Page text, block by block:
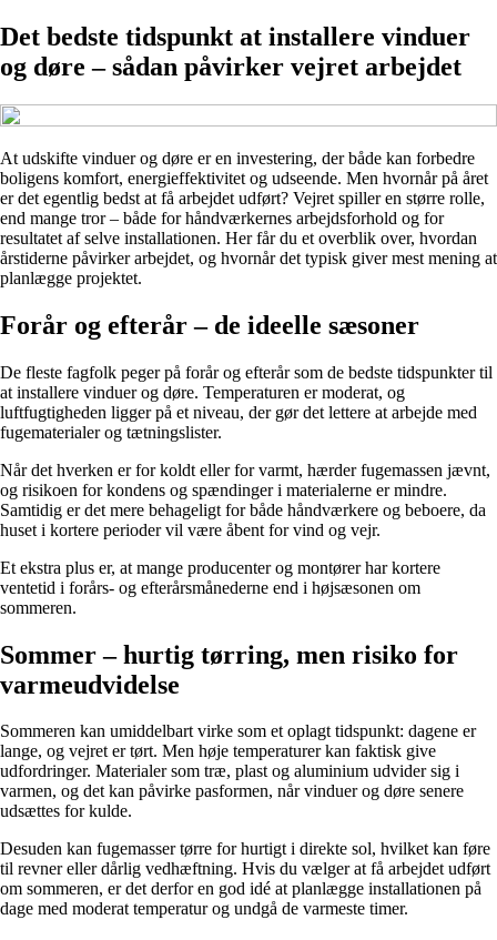
Det bedste tidspunkt at installere vinduer
og døre – sådan påvirker vejret arbejdet
At udskifte vinduer og døre er en investering, der både kan forbedre
boligens komfort, energieffektivitet og udseende. Men hvornår på året
er det egentlig bedst at få arbejdet udført? Vejret spiller en større rolle,
end mange tror – både for håndværkernes arbejdsforhold og for
resultatet af selve installationen. Her får du et overblik over, hvordan
årstiderne påvirker arbejdet, og hvornår det typisk giver mest mening at
planlægge projektet.
Forår og efterår – de ideelle sæsoner
De fleste fagfolk peger på forår og efterår som de bedste tidspunkter til
at installere vinduer og døre. Temperaturen er moderat, og
luftfugtigheden ligger på et niveau, der gør det lettere at arbejde med
fugematerialer og tætningslister.
Når det hverken er for koldt eller for varmt, hærder fugemassen jævnt,
og risikoen for kondens og spændinger i materialerne er mindre.
Samtidig er det mere behageligt for både håndværkere og beboere, da
huset i kortere perioder vil være åbent for vind og vejr.
Et ekstra plus er, at mange producenter og montører har kortere
ventetid i forårs- og efterårsmånederne end i højsæsonen om
sommeren.
Sommer – hurtig tørring, men risiko for
varmeudvidelse
Sommeren kan umiddelbart virke som et oplagt tidspunkt: dagene er
lange, og vejret er tørt. Men høje temperaturer kan faktisk give
udfordringer. Materialer som træ, plast og aluminium udvider sig i
varmen, og det kan påvirke pasformen, når vinduer og døre senere
udsættes for kulde.
Desuden kan fugemasser tørre for hurtigt i direkte sol, hvilket kan føre
til revner eller dårlig vedhæftning. Hvis du vælger at få arbejdet udført
om sommeren, er det derfor en god idé at planlægge installationen på
dage med moderat temperatur og undgå de varmeste timer.